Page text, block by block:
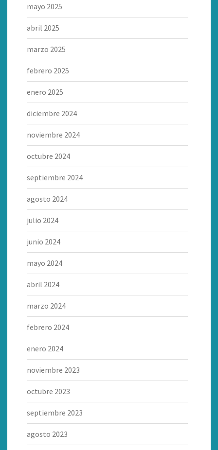
mayo 2025
abril 2025
marzo 2025
febrero 2025
enero 2025
diciembre 2024
noviembre 2024
octubre 2024
septiembre 2024
agosto 2024
julio 2024
junio 2024
mayo 2024
abril 2024
marzo 2024
febrero 2024
enero 2024
noviembre 2023
octubre 2023
septiembre 2023
agosto 2023